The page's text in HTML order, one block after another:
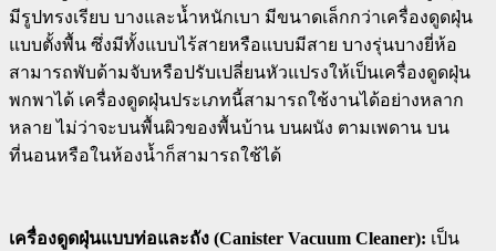
มีรูปทรงเรียบ บางและน้ำหนักเบา มีขนาดเล็กกว่าเครื่องดูดฝุ่น
แบบตั้งพื้น ซึ่งมีทั้งแบบไร้สายหรือแบบมีสาย บางรุ่นบางยี่ห้อ
สามารถพับด้ามจับหรือปรับเปลี่ยนหัวแปรงให้เป็นเครื่องดูดฝุ่น
พกพาได้ เครื่องดูดฝุ่นประเภทนี้สามารถใช้งานได้อย่างหลาก
หลาย ไม่ว่าจะบนพื้นผิวของพื้นบ้าน บนผนัง ตามเพดาน บน
ที่นอนหรือในห้องน้ำก็สามารถใช้ได้
เครื่องดูดฝุ่นแบบท่อและถัง (Canister Vacuum Cleaner): เป็น